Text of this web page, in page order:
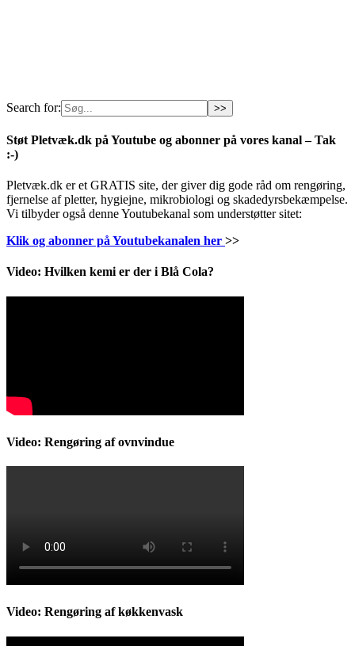
Search for:
Støt Pletvæk.dk på Youtube og abonner på vores kanal – Tak
:-)
Pletvæk.dk er et GRATIS site, der giver dig gode råd om rengøring,
fjernelse af pletter, hygiejne, mikrobiologi og skadedyrsbekæmpelse.
Vi tilbyder også denne Youtubekanal som understøtter sitet:
Klik og abonner på Youtubekanalen her >>
Video: Hvilken kemi er der i Blå Cola?
Video: Rengøring af ovnvindue
Video: Rengøring af køkkenvask